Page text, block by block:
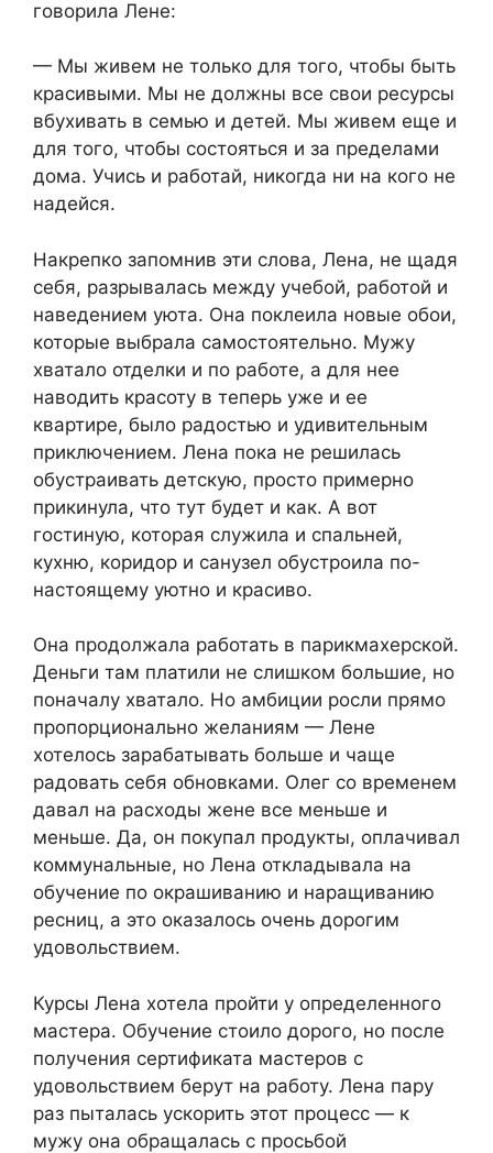
говорила Лене:
— Мы живем не только для того, чтобы быть
красивыми. Мы не должны все свои ресурсы
вбухивать в семью и детей. Мы живем еще и
для того, чтобы состояться и за пределами
дома. Учись и работай, никогда ни на кого не
надейся.
Накрепко запомнив эти слова, Лена, не щадя
себя, разрывалась между учебой, работой и
наведением уюта. Она поклеила новые обои,
которые выбрала самостоятельно. Мужу
хватало отделки и по работе, а для нее
наводить красоту в теперь уже и ее
квартире, было радостью и удивительным
приключением. Лена пока не решилась
обустраивать детскую, просто примерно
прикинула, что тут будет и как. А вот
гостиную, которая служила и спальней,
кухню, коридор и санузел обустроила по-
настоящему уютно и красиво.
Она продолжала работать в парикмахерской.
Деньги там платили не слишком большие, но
поначалу хватало. Но амбиции росли прямо
пропорционально желаниям — Лене
хотелось зарабатывать больше и чаще
радовать себя обновками. Олег со временем
давал на расходы жене все меньше и
меньше. Да, он покупал продукты, оплачивал
коммунальные, но Лена откладывала на
обучение по окрашиванию и наращиванию
ресниц, а это оказалось очень дорогим
удовольствием.
Курсы Лена хотела пройти у определенного
мастера. Обучение стоило дорого, но после
получения сертификата мастеров с
удовольствием берут на работу. Лена пару
раз пыталась ускорить этот процесс — к
мужу она обращалась с просьбой